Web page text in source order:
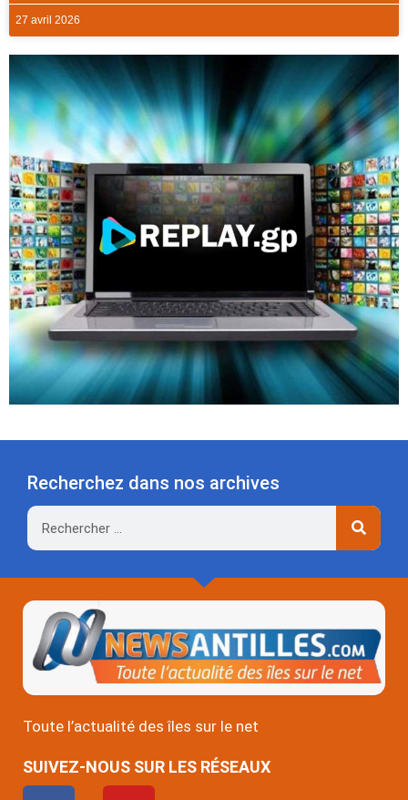
27 avril 2026
Recherchez dans nos archives
Rechercher
Toute l’actualité des îles sur le net
SUIVEZ-NOUS SUR LES RÉSEAUX